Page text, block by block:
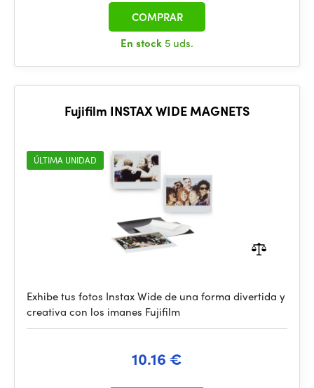
En stock 5 uds.
COMPRAR
Fujifilm INSTAX WIDE MAGNETS
ÚLTIMA UNIDAD
Exhibe tus fotos Instax Wide de una forma divertida y
creativa con los imanes Fujifilm
10.16 €